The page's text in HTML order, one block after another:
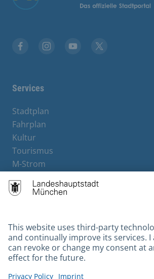
Services
Stadtplan
Fahrplan
Kultur
Tourismus
M-Strom
Hotels
Contact
Barrierefreiheit
Leichte Sprache
Gebärdensprache